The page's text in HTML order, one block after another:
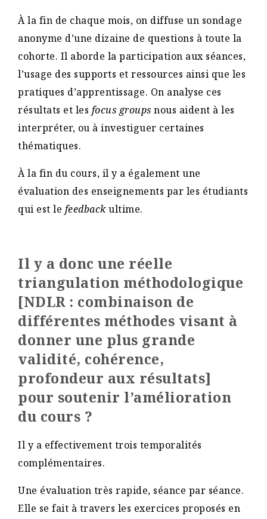
À la fin de chaque mois, on diffuse un sondage
anonyme d’une dizaine de questions à toute la
cohorte. Il aborde la participation aux séances,
l’usage des supports et ressources ainsi que les
pratiques d’apprentissage. On analyse ces
résultats et les focus groups nous aident à les
interpréter, ou à investiguer certaines
thématiques.
À la fin du cours, il y a également une
évaluation des enseignements par les étudiants
qui est le feedbackultime.
Il y a donc une réelle
triangulation méthodologique
[NDLR : combinaison de
différentes méthodes visant à
donner une plus grande
validité, cohérence,
profondeur aux résultats]
pour soutenir l’amélioration
du cours ?
Il y a effectivement trois temporalités
complémentaires.
Une évaluation très rapide, séance par séance.
Elle se fait à travers les exercices proposés en